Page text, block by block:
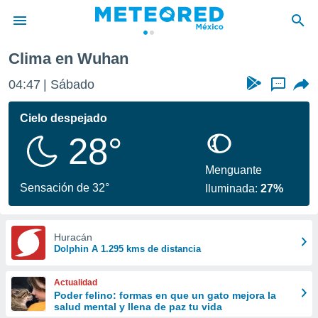
de
ha sido
calidad.
a este
las
y
forma
digital
basada
Clima en Wuhan
04:47 Sábado ...
Cielo despejado
28°
Sensación de 32°
Menguante
Iluminada:27%
Huracán
Dolphin A 1.295 kms de distancia
Actualidad
Poder felino: formas en que un gato mejora la
salud mental y llena de paz tu vida